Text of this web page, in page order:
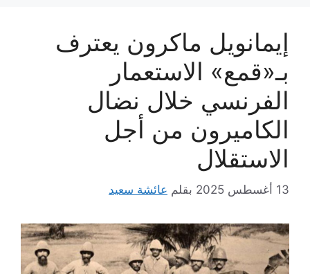
إيمانويل ماكرون يعترف
بـ«قمع» الاستعمار
الفرنسي خلال نضال
الكاميرون من أجل
الاستقلال
13 أغسطس 2025 بقلم عائشة سعيد